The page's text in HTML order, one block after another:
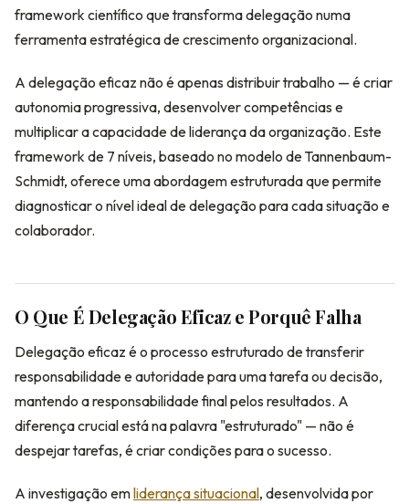
framework científico que transforma delegação numa
ferramenta estratégica de crescimento organizacional.
A delegação eficaz não é apenas distribuir trabalho — é criar
autonomia progressiva, desenvolver competências e
multiplicar a capacidade de liderança da organização. Este
framework de 7 níveis, baseado no modelo de Tannenbaum-
Schmidt, oferece uma abordagem estruturada que permite
diagnosticar o nível ideal de delegação para cada situação e
colaborador.
O Que É Delegação Eficaz e Porquê Falha
Delegação eficaz é o processo estruturado de transferir
responsabilidade e autoridade para uma tarefa ou decisão,
mantendo a responsabilidade final pelos resultados. A
diferença crucial está na palavra "estruturado" — não é
despejar tarefas, é criar condições para o sucesso.
A investigação emliderança situacional, desenvolvida por